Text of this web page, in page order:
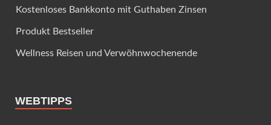
Kostenloses Bankkonto mit Guthaben Zinsen
Produkt Bestseller
Wellness Reisen und Verwöhnwochenende
WEBTIPPS